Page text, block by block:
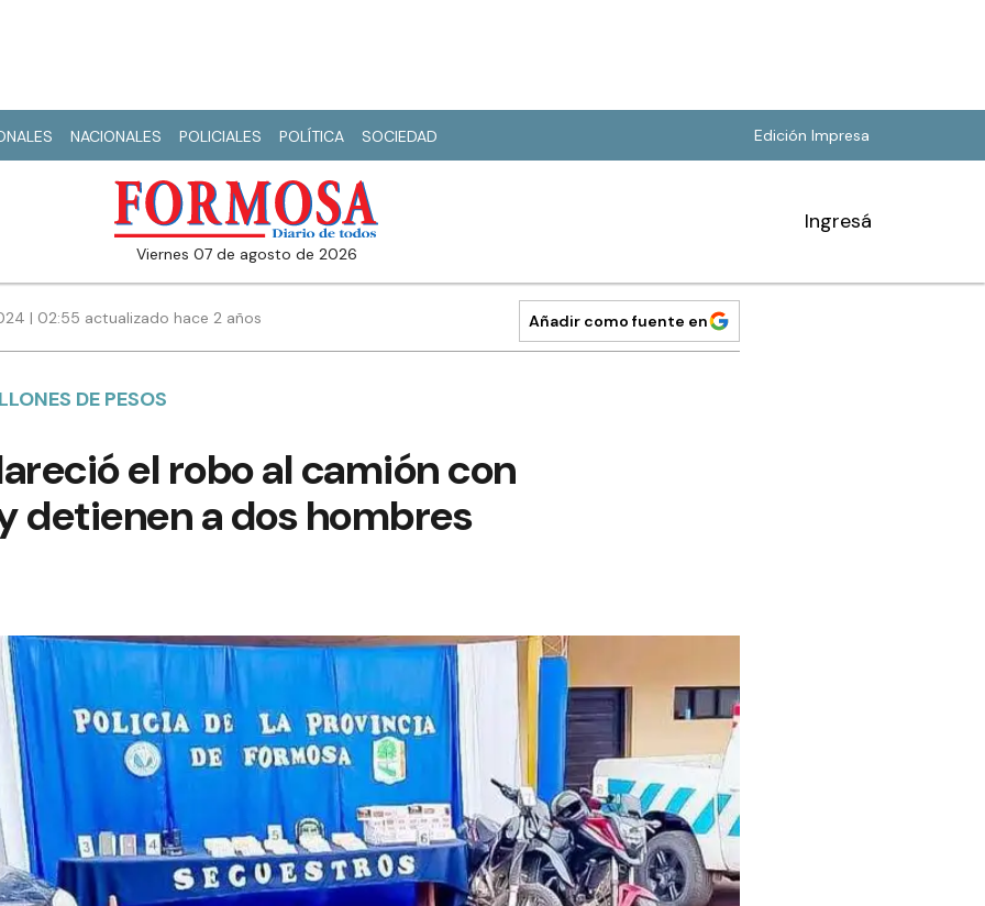
NACIONALES POLICIALES POLÍTICA SOCIEDAD Edición Impresa
viernes 07 de agosto de 2026
Ingresá
| 02:55 actualizado hace 2 años Añadir como fuente en
DE PESOS
el robo al camión con
detienen a dos hombres